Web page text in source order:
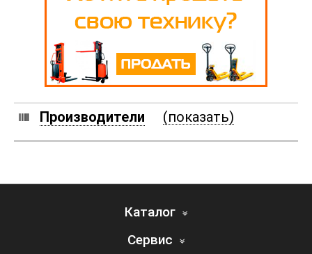
Производители (показать)
Каталог
Сервис